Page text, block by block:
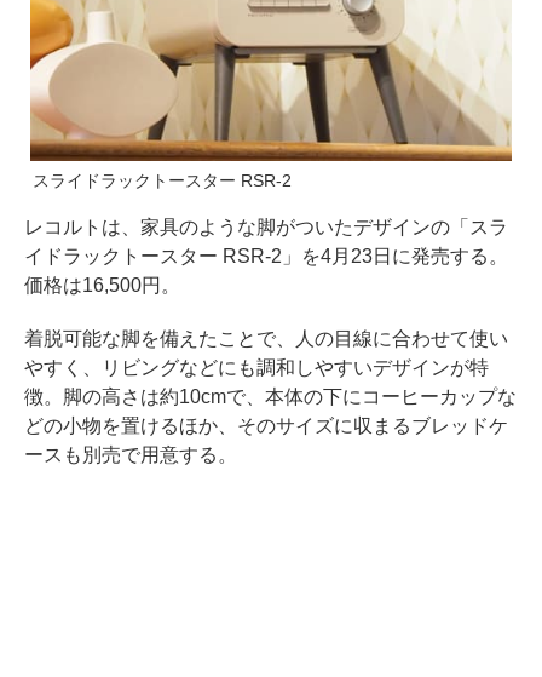
スライドラックトースター RSR-2
レコルトは、家具のような脚がついたデザインの「スラ
イドラックトースター RSR-2」を4月23日に発売する。
価格は16,500円。
着脱可能な脚を備えたことで、人の目線に合わせて使い
やすく、リビングなどにも調和しやすいデザインが特
徴。脚の高さは約10cmで、本体の下にコーヒーカップな
どの小物を置けるほか、そのサイズに収まるブレッドケ
ースも別売で用意する。